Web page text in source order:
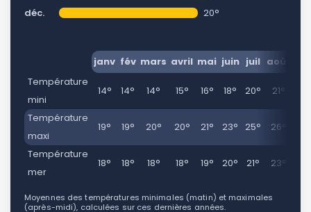
déc.
20°
janv fév mars avril mai juin juil août
Température
mini
14° 14° 14° 15° 16° 18° 20° 21°
Température
maxi
19° 19° 20° 20° 21° 23° 25° 26°
Température
mer
18° 18° 18° 18° 19° 20° 21° 23°
Moyennes des températures minimales (matin) et maximales
(après-midi), calculées sur ces dernières années.